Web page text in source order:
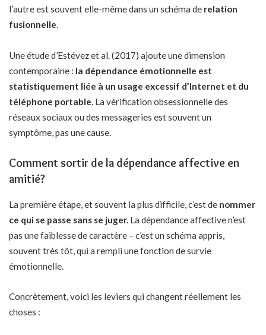
l’autre est souvent elle-même dans un schéma de relation
fusionnelle.
Une étude d’Estévez et al. (2017) ajoute une dimension
contemporaine : la dépendance émotionnelle est
statistiquement liée à un usage excessif d’Internet et du
téléphone portable. La vérification obsessionnelle des
réseaux sociaux ou des messageries est souvent un
symptôme, pas une cause.
Comment sortir de la dépendance affective en
amitié?
La première étape, et souvent la plus difficile, c’est de nommer
ce qui se passe sans se juger. La dépendance affective n’est
pas une faiblesse de caractère – c’est un schéma appris,
souvent très tôt, qui a rempli une fonction de survie
émotionnelle.
Concrètement, voici les leviers qui changent réellement les
choses :